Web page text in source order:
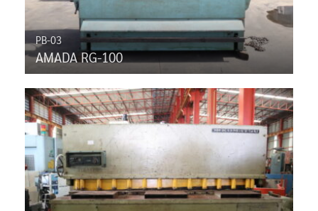
PB-03
AMADA RG-100